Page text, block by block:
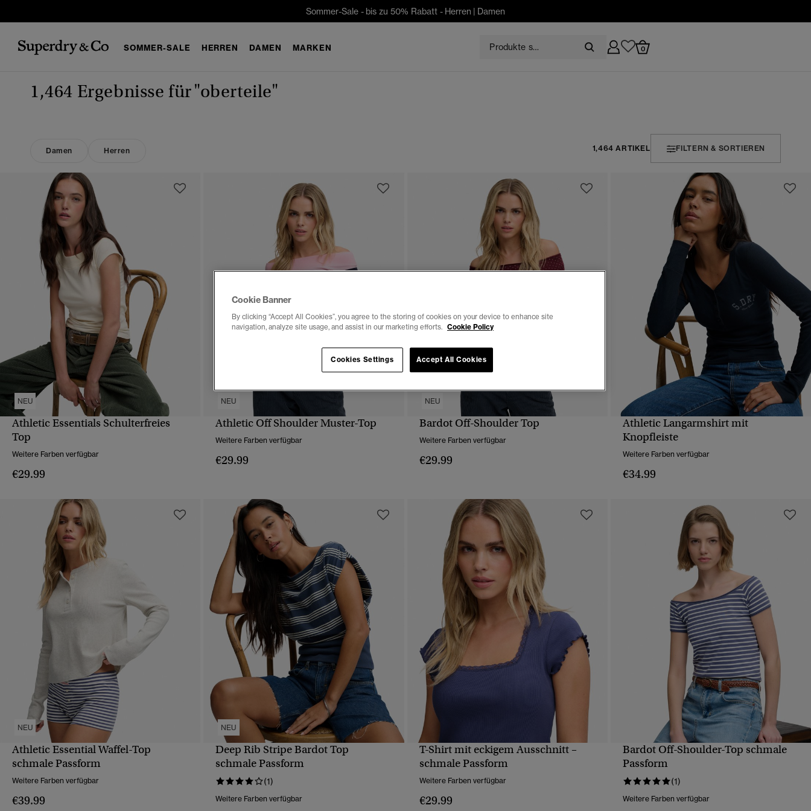
Sommer-Sale - bis zu 50% Rabatt - Herren | Damen
SOMMER-SALE HERREN DAMEN MARKEN 0
1,464 Ergebnisse für"oberteile"
Damen Herren 1,464 ARTIKEL FILTERN & SORTIEREN
NEU
Athletic Essentials Schulterfreies
Top
Weitere Farben verfügbar
€29.99
NEU
Athletic Off Shoulder Muster-Top
Weitere Farben verfügbar
€29.99
NEU
SCHNELLANSICHT
Bardot Off-Shoulder Top
Weitere Farben verfügbar
€29.99
SCHNELLANSICHT
Athletic Langarmshirt mit
Knopfleiste
Weitere Farben verfügbar
€34.99
NEU
SCHNELLANSICHT
Athletic Essential Waffel-Top
schmale Passform
Weitere Farben verfügbar
€39.99
NEU
SCHNELLANSICHT
Deep Rib Stripe Bardot Top
schmale Passform
(1)
Weitere Farben verfügbar
SCHNELLANSICHT
T-Shirt mit eckigem Ausschnitt –
schmale Passform
Weitere Farben verfügbar
€29.99
SCHNELLANSICHT
Bardot Off-Shoulder-Top schmale
Passform
(1)
Weitere Farben verfügbar
Cookie Banner
By clicking “Accept All Cookies”, you agree to the storing of cookies on your device to enhance site
navigation, analyze site usage, and assist in our marketing efforts. Cookie Policy
Accept All Cookies
Cookies Settings